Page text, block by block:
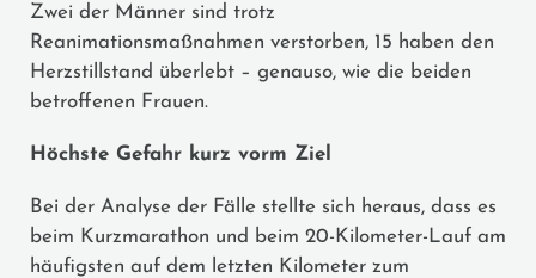
Zwei der Männer sind trotz
Reanimationsmaßnahmen verstorben, 15 haben den
Herzstillstand überlebt – genauso, wie die beiden
betroffenen Frauen.
Höchste Gefahr kurz vorm Ziel
Bei der Analyse der Fälle stellte sich heraus, dass es
beim Kurzmarathon und beim 20-Kilometer-Lauf am
häufigsten auf dem letzten Kilometer zum